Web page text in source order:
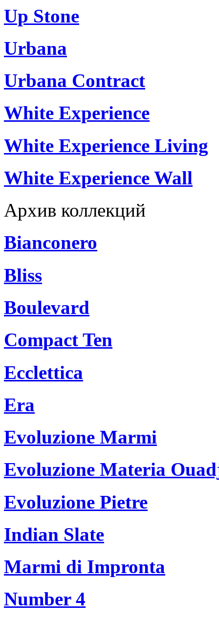
Up Stone
Urbana
Urbana Contract
White Experience
White Experience Living
White Experience Wall
Архив коллекций
Bianconero
Bliss
Boulevard
Compact Ten
Ecclettica
Era
Evoluzione Marmi
Evoluzione Materia
Evoluzione Pietre
Indian Slate
Marmi di Impronta
Number 4